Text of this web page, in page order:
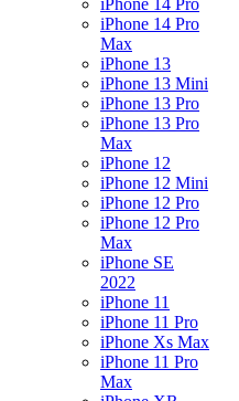
iPhone 14 Pro
iPhone 14 Pro
Max
iPhone 13
iPhone 13 Mini
iPhone 13 Pro
iPhone 13 Pro
Max
iPhone 12
iPhone 12 Mini
iPhone 12 Pro
iPhone 12 Pro
Max
iPhone SE
2022
iPhone 11
iPhone 11 Pro
iPhone Xs Max
iPhone 11 Pro
Max